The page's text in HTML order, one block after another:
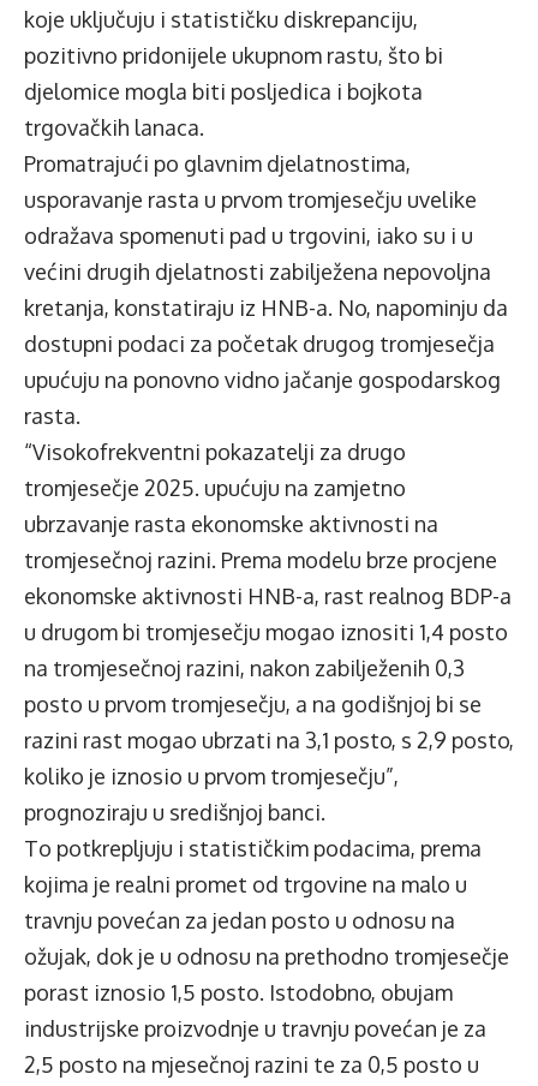
koje uključuju i statističku diskrepanciju,
pozitivno pridonijele ukupnom rastu, što bi
djelomice mogla biti posljedica i bojkota
trgovačkih lanaca.
Promatrajući po glavnim djelatnostima,
usporavanje rasta u prvom tromjesečju uvelike
odražava spomenuti pad u trgovini, iako su i u
većini drugih djelatnosti zabilježena nepovoljna
kretanja, konstatiraju iz HNB-a. No, napominju da
dostupni podaci za početak drugog tromjesečja
upućuju na ponovno vidno jačanje gospodarskog
rasta.
“Visokofrekventni pokazatelji za drugo
tromjesečje 2025. upućuju na zamjetno
ubrzavanje rasta ekonomske aktivnosti na
tromjesečnoj razini. Prema modelu brze procjene
ekonomske aktivnosti HNB-a, rast realnog BDP-a
u drugom bi tromjesečju mogao iznositi 1,4 posto
na tromjesečnoj razini, nakon zabilježenih 0,3
posto u prvom tromjesečju, a na godišnjoj bi se
razini rast mogao ubrzati na 3,1 posto, s 2,9 posto,
koliko je iznosio u prvom tromjesečju”,
prognoziraju u središnjoj banci.
To potkrepljuju i statističkim podacima, prema
kojima je realni promet od trgovine na malo u
travnju povećan za jedan posto u odnosu na
ožujak, dok je u odnosu na prethodno tromjesečje
porast iznosio 1,5 posto. Istodobno, obujam
industrijske proizvodnje u travnju povećan je za
2,5 posto na mjesečnoj razini te za 0,5 posto u